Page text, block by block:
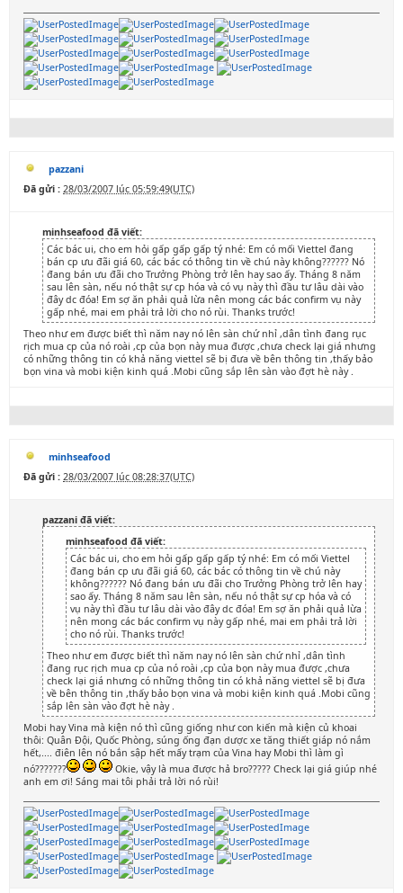
pazzani
Đã gửi : 28/03/2007 lúc 05:59:49(UTC)
minhseafood đã viết:
Các bác ui, cho em hỏi gấp gấp gấp tý nhé: Em có mối Viettel đang
bán cp ưu đãi giá 60, các bác có thông tin về chú này không?????? Nó
đang bán ưu đãi cho Trưởng Phòng trở lên hay sao ấy. Tháng 8 năm
sau lên sàn, nếu nó thật sự cp hóa và có vụ này thì đầu tư lâu dài vào
đây dc đóa! Em sợ ăn phải quả lừa nên mong các bác confirm vụ này
gấp nhé, mai em phải trả lời cho nó rùi. Thanks trước!
Theo như em được biết thì năm nay nó lên sàn chứ nhỉ ,dân tình đang rục
rịch mua cp của nó roài ,cp của bọn này mua được ,chưa check lại giá nhưng
có những thông tin có khả năng viettel sẽ bị đưa về bên thông tin ,thấy bảo
bọn vina và mobi kiện kinh quá .Mobi cũng sắp lên sàn vào đợt hè này .
minhseafood
Đã gửi : 28/03/2007 lúc 08:28:37(UTC)
pazzani đã viết:
minhseafood đã viết:
Các bác ui, cho em hỏi gấp gấp gấp tý nhé: Em có mối Viettel
đang bán cp ưu đãi giá 60, các bác có thông tin về chú này
không?????? Nó đang bán ưu đãi cho Trưởng Phòng trở lên hay
sao ấy. Tháng 8 năm sau lên sàn, nếu nó thật sự cp hóa và có
vụ này thì đầu tư lâu dài vào đây dc đóa! Em sợ ăn phải quả lừa
nên mong các bác confirm vụ này gấp nhé, mai em phải trả lời
cho nó rùi. Thanks trước!
Theo như em được biết thì năm nay nó lên sàn chứ nhỉ ,dân tình
đang rục rịch mua cp của nó roài ,cp của bọn này mua được ,chưa
check lại giá nhưng có những thông tin có khả năng viettel sẽ bị đưa
về bên thông tin ,thấy bảo bọn vina và mobi kiện kinh quá .Mobi cũng
sắp lên sàn vào đợt hè này .
Mobi hay Vina mà kiện nó thì cũng giống như con kiến mà kiện củ khoai
thôi: Quân Đội, Quốc Phòng, súng ống đạn dược xe tăng thiết giáp nó nắm
hết,.... điên lên nó bắn sập hết mấy trạm của Vina hay Mobi thì làm gì
nó???????
Okie, vậy là mua được hả bro????? Check lại giá giúp nhé
anh em ơi! Sáng mai tôi phải trả lời nó rùi!